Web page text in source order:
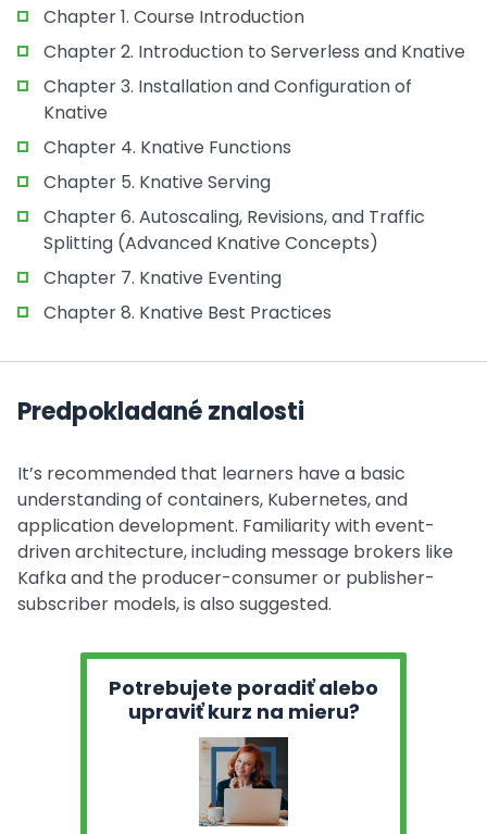
Chapter 1. Course Introduction
Chapter 2. Introduction to Serverless and Knative
Chapter 3. Installation and Configuration of
Knative
Chapter 4. Knative Functions
Chapter 5. Knative Serving
Chapter 6. Autoscaling, Revisions, and Traffic
Splitting (Advanced Knative Concepts)
Chapter 7. Knative Eventing
Chapter 8. Knative Best Practices
Predpokladané znalosti
It’s recommended that learners have a basic
understanding of containers, Kubernetes, and
application development. Familiarity with event-
driven architecture, including message brokers like
Kafka and the producer-consumer or publisher-
subscriber models, is also suggested.
Potrebujete poradiť alebo
upraviť kurz na mieru?